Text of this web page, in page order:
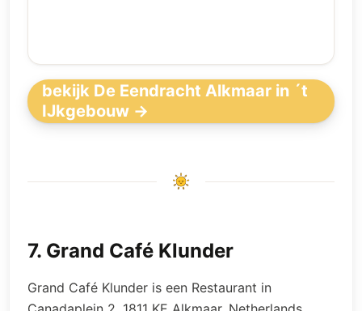
bekijk De Eendracht Alkmaar in ´t
IJkgebouw →
7. Grand Café Klunder
Grand Café Klunder is een Restaurant in